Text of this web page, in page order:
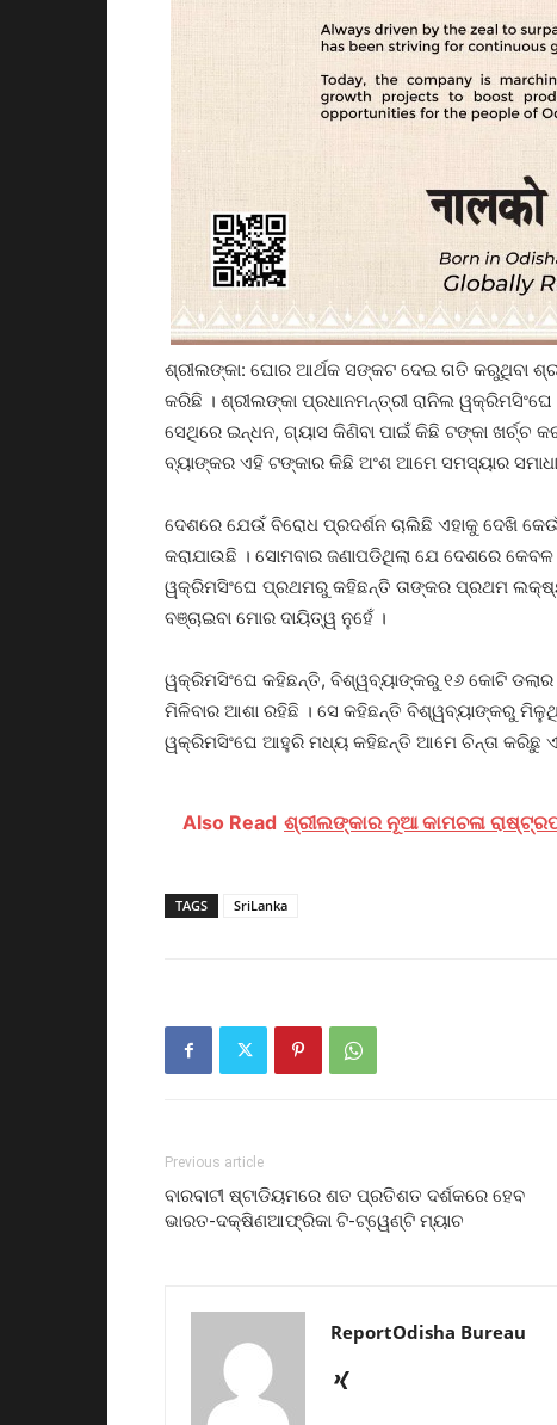
ଶ୍ରୀଲଙ୍କା: ଘୋର ଆର୍ଥକ ସଙ୍କଟ ଦେଇ ଗତି କରୁଥିବା
କରିଛି । ଶ୍ରୀଲଙ୍କା ପ୍ରଧାନମନ୍ତ୍ରୀ ରାନିଲ
ସେଥିରେ ଇନ୍ଧନ, ଗ୍ୟାସ କିଣିବା ପାଇଁ କିଛି ଟଙ୍କା ଖର୍ଚ୍ଚ
ବ୍ୟାଙ୍କର ଏହି ଟଙ୍କାର କିଛି ଅଂଶ ଆମେ ସମସ୍ୟାର
ଦେଶରେ ଯେଉଁ ବିରୋଧ ପ୍ରଦର୍ଶନ ଚାଲିଛି ଏହାକୁ ଦେଖି
କରାଯାଉଛି । ସୋମବାର ଜଣାପଡିଥିଲା ଯେ ଦେଶରେ
ୱକ୍ରିମସିଂଘେ ପ୍ରଥମରୁ କହିଛନ୍ତି ତାଙ୍କର ପ୍ରଥମ
ବଞ୍ଚାଇବା ମୋର ଦାୟିତ୍ୱ ନୁହେଁ ।
ୱକ୍ରିମସିଂଘେ କହିଛନ୍ତି, ବିଶ୍ୱବ୍ୟାଙ୍କରୁ ୧୬ କୋଟି ଡଲାର
ମିଳିବାର ଆଶା ରହିଛି । ସେ କହିଛନ୍ତି ବିଶ୍ୱବ୍ୟାଙ୍କରୁ
ୱକ୍ରିମସିଂଘେ ଆହୁରି ମଧ୍ୟ କହିଛନ୍ତି ଆମେ ଚିନ୍ତା କରିଛୁ
Also Read ଶ୍ରୀଲଙ୍କାର ନୂଆ କାମଚଳା
TAGS SriLanka
Previous article
ବାରବାଟୀ ଷ୍ଟାଡିୟମରେ ଶତ ପ୍ରତିଶତ ଦର୍ଶକରେ ହେବ
ଭାରତ-ଦକ୍ଷିଣଆଫ୍ରିକା ଟି-ଟ୍ୱେଣ୍ଟି ମ୍ୟାଚ
ReportOdisha Bureau